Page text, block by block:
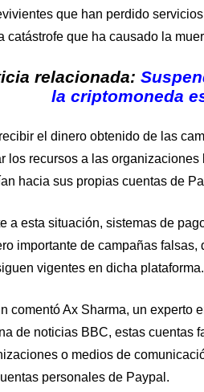
que han perdido
catástrofe que ha causado la
relacionada:
la criptomoneda
el dinero obtenido de las
los recursos a las
hacia sus propias cuentas de
a esta situación, sistemas de
importante de campañas
vigentes en dicha plataforma.
comentó Ax Sharma, un experto
de noticias BBC, estas cuentas
o medios de
personales de Paypal.